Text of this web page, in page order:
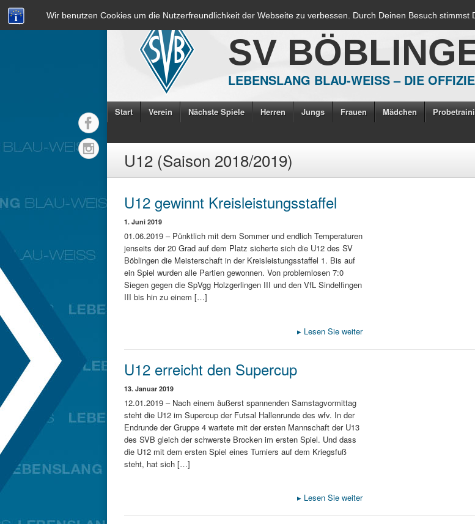
Wir benutzen Cookies um die Nutzerfreundlichkeit der Webseite zu verbessen. Durch Deinen Besuch stimmst
SV
LEBENSLANG BLAU-WEISS – DIE
Start Verein Nächste Spiele Herren Jungs Frauen Mädchen
U12 (Saison 2018/2019)
U12 gewinnt Kreisleistungsstaffel
1. Juni 2019
01.06.2019 – Pünktlich mit dem Sommer und endlich Temperaturen
jenseits der 20 Grad auf dem Platz sicherte sich die U12 des SV
Böblingen die Meisterschaft in der Kreisleistungsstaffel 1. Bis auf
ein Spiel wurden alle Partien gewonnen. Von problemlosen 7:0
Siegen gegen die SpVgg Holzgerlingen III und den VfL Sindelfingen
III bis hin zu einem […]
▸ Lesen Sie weiter
U12 erreicht den Supercup
13. Januar 2019
12.01.2019 – Nach einem äußerst spannenden Samstagvormittag
steht die U12 im Supercup der Futsal Hallenrunde des wfv. In der
Endrunde der Gruppe 4 wartete mit der ersten Mannschaft der U13
des SVB gleich der schwerste Brocken im ersten Spiel. Und dass
die U12 mit dem ersten Spiel eines Turniers auf dem Kriegsfuß
steht, hat sich […]
▸ Lesen Sie weiter